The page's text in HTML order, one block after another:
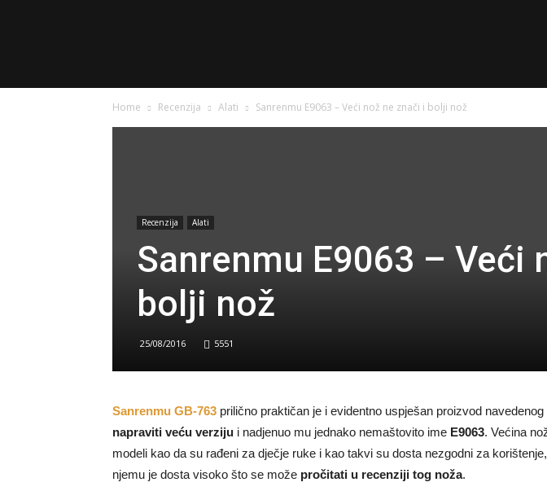
Home Recenzija Alati Sanrenmu E9063 – Veći nož ne znači i bolji nož
Recenzija Alati
Sanrenmu E9063 – Veći
bolji nož
25/08/2016 5551
Sanrenmu GB-763 prilično praktičan je i evidentno uspješan proizvod
napraviti veću verziju i nadjenuo mu jednako nemaštovito ime E9063. Većina
modeli kao da su rađeni za dječje ruke i kao takvi su dosta nezgodni za
njemu je dosta visoko što se može pročitati u recenziji tog noža.